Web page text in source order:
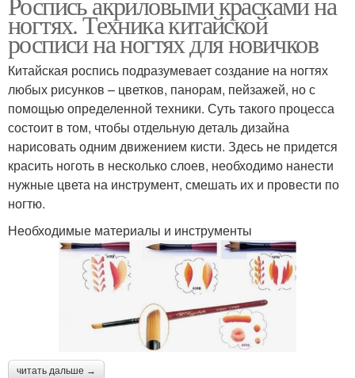
ногтях. Техника китайской
росписи на ногтях для новичков
Китайская роспись подразумевает создание на ногтях
любых рисунков – цветков, панорам, пейзажей, но с
помощью определенной техники. Суть такого процесса
состоит в том, чтобы отдельную деталь дизайна
нарисовать одним движением кисти. Здесь не придется
красить ноготь в несколько слоев, необходимо нанести
нужные цвета на инструмент, смешать их и провести по
ногтю.
Необходимые материалы и инструменты
читать дальше →